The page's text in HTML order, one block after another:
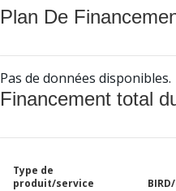
Plan De
Pas de données disponibles.
Financement total
Type de
produit/service